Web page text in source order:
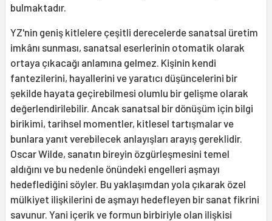
bulmaktadır.
YZ'nin geniş kitlelere çeşitli derecelerde sanatsal üretim
imkânı sunması, sanatsal eserlerinin otomatik olarak
ortaya çıkacağı anlamına gelmez. Kişinin kendi
fantezilerini, hayallerini ve yaratıcı düşüncelerini bir
şekilde hayata geçirebilmesi olumlu bir gelişme olarak
değerlendirilebilir. Ancak sanatsal bir dönüşüm için bilgi
birikimi, tarihsel momentler, kitlesel tartışmalar ve
bunlara yanıt verebilecek anlayışları arayış gereklidir.
Oscar Wilde, sanatın bireyin özgürleşmesini temel
aldığını ve bu nedenle önündeki engelleri aşmayı
hedeflediğini söyler. Bu yaklaşımdan yola çıkarak özel
mülkiyet ilişkilerini de aşmayı hedefleyen bir sanat fikrini
savunur. Yani içerik ve formun birbiriyle olan ilişkisi